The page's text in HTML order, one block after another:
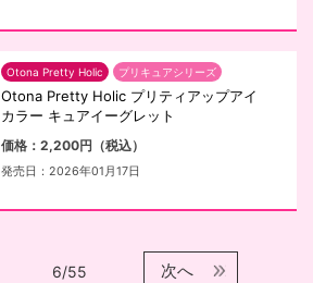
Otona Pretty Holic プリキュアシリーズ
Otona Pretty Holic プリティアップアイ
カラー キュアイーグレット
価格：2,200円（税込）
発売日：2026年01月17日
6/55 次へ